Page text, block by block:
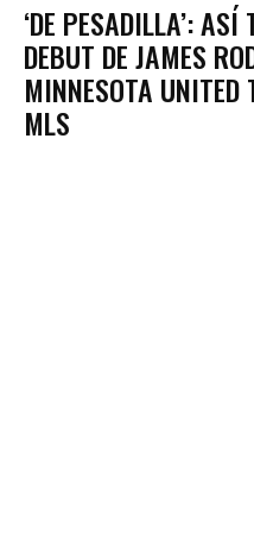
‘DE PESADILLA’:
DEBUT DE JAMES
MINNESOTA UNITED
MLS